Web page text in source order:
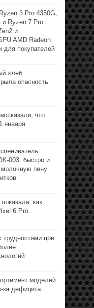
3 Pro 4350G,
и Ryzen 7 Pro
и
AMD Radeon
для покупателей
хлеб
опасность
что
января
003: быстро и
молочную пену
как
6 Pro
трудностями при
моделей
за дефицита